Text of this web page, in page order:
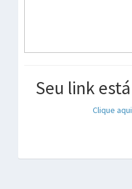
Seu link
Clique